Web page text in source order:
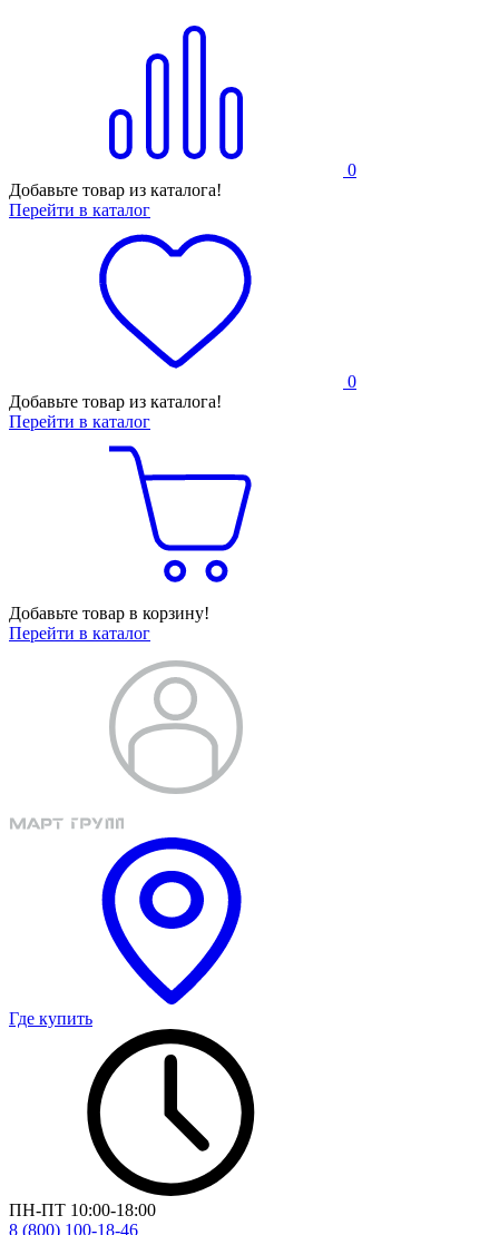
0
Добавьте товар из каталога!
Перейти в каталог
0
Добавьте товар из каталога!
Перейти в каталог
Добавьте товар в корзину!
Перейти в каталог
Где купить
ПН-ПТ 10:00-18:00
8 (800) 100-18-46